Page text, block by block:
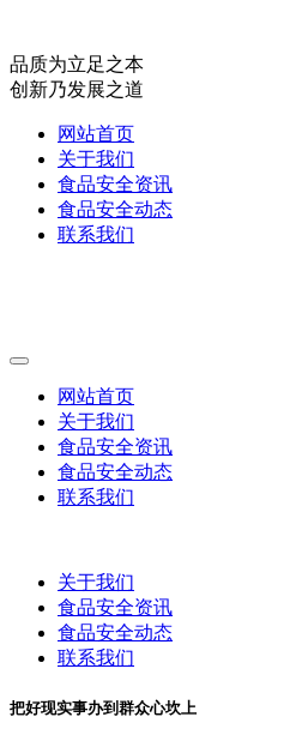
品质为立足之本
创新乃发展之道
网站首页
关于我们
食品安全资讯
食品安全动态
联系我们
网站首页
关于我们
食品安全资讯
食品安全动态
联系我们
关于我们
食品安全资讯
食品安全动态
联系我们
把好现实事办到群众心坎上